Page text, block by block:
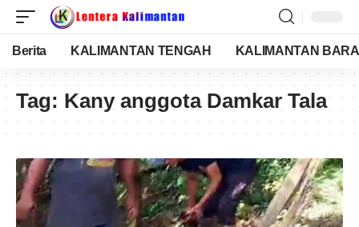
Berita KALIMANTAN TENGAH KALIMANTAN
Tag: Kany anggota Damkar Tala